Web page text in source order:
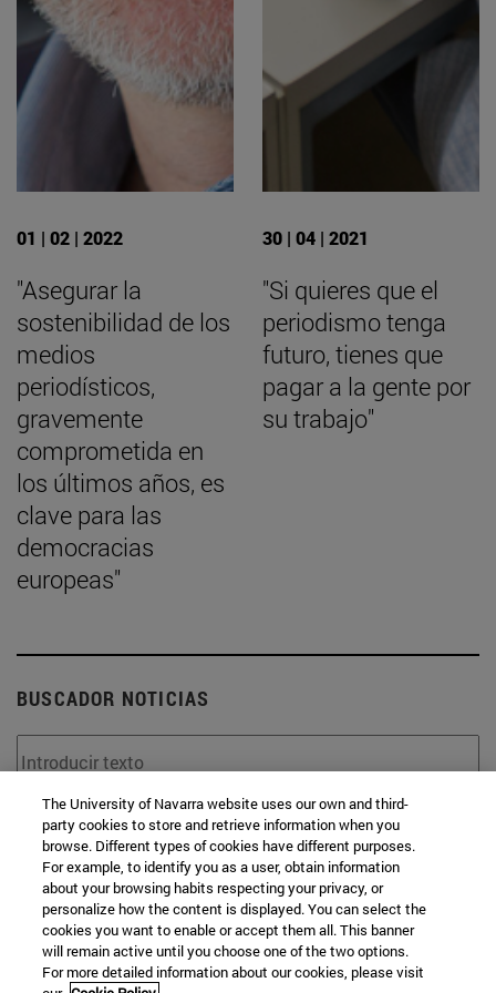
01 | 02 | 2022
"Asegurar la
sostenibilidad de los
medios
periodísticos,
gravemente
comprometida en
los últimos años, es
clave para las
democracias
europeas"
30 | 04 | 2021
"Si quieres que el
periodismo tenga
futuro, tienes que
pagar a la gente por
su trabajo"
BUSCADOR NOTICIAS
Desde
Hasta
The University of Navarra website uses our own and third-
party cookies to store and retrieve information when you
browse. Different types of cookies have different purposes.
For example, to identify you as a user, obtain information
about your browsing habits respecting your privacy, or
personalize how the content is displayed. You can select the
cookies you want to enable or accept them all. This banner
will remain active until you choose one of the two options.
For more detailed information about our cookies, please visit